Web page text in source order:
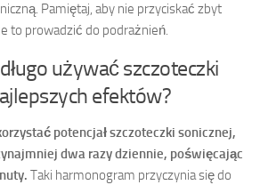
Pamiętaj, aby nie przyciskać zbyt
to prowadzić do podrażnień.
używać szczoteczki
efektów?
potencjał szczoteczki sonicznej,
dwa razy dziennie, poświęcając
Taki harmonogram przyczynia się do